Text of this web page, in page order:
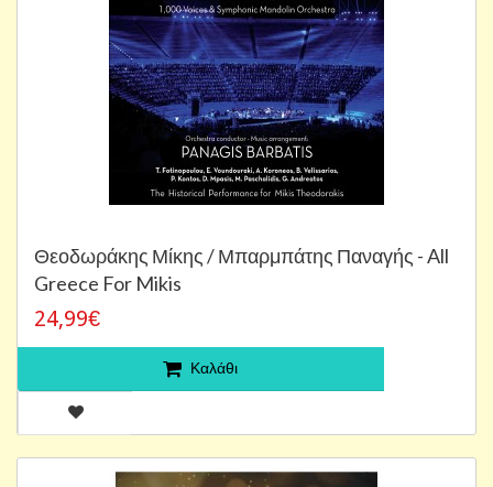
Θεοδωράκης Μίκης / Μπαρμπάτης Παναγής - All
Greece For Mikis
24,99€
Καλάθι